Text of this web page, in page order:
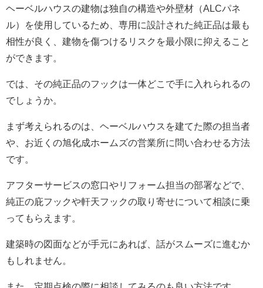
ヘーベルハウスの建物は独自の構造や外壁材（ALCパネ
ル）を使用しているため、専用に設計された純正品は最も
相性が良く、建物を傷つけるリスクを最小限に抑えること
ができます。
では、その純正品のフックは一体どこで手に入れられるの
でしょうか。
まず考えられるのは、ヘーベルハウスを建てた際の担当者
や、お近くの旭化成ホームズの営業所に問い合わせる方法
です。
アフターサービスの窓口やリフォーム担当の部署などで、
純正の庇フックや軒天フックの取り寄せについて相談に乗
ってもらえます。
建築時の図面などが手元にあれば、話がスムーズに進むか
もしれません。